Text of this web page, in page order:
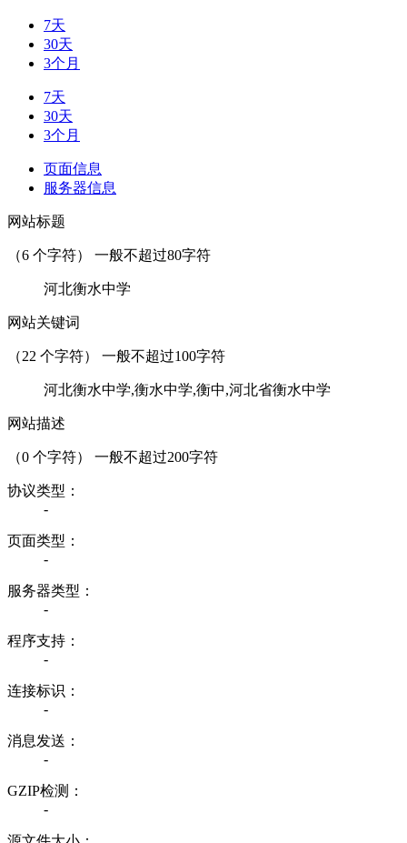
7天
30天
3个月
7天
30天
3个月
页面信息
服务器信息
网站标题
（6 个字符） 一般不超过80字符
河北衡水中学
网站关键词
（22 个字符） 一般不超过100字符
河北衡水中学,衡水中学,衡中,河北省衡水中学
网站描述
（0 个字符） 一般不超过200字符
协议类型：
-
页面类型：
-
服务器类型：
-
程序支持：
-
连接标识：
-
消息发送：
-
GZIP检测：
-